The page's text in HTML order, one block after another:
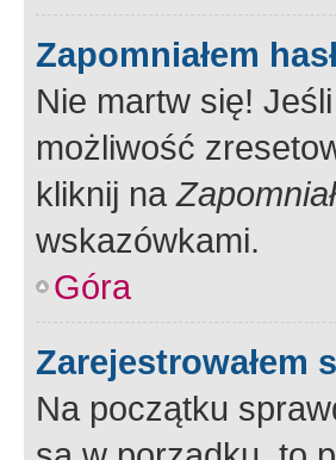
Zapomniałem
Nie martw się!
możliwość
kliknij na
wskazówkami.
Góra
Zarejestrowałem
Na początku